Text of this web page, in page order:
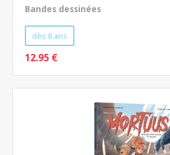
Bandes dessinées
dès 8 ans
12.95 €